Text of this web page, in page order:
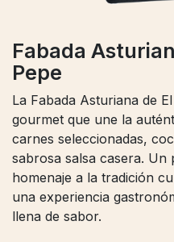
Fabada
Pepe
La Fabada Asturiana de
gourmet que une la
carnes seleccionadas,
sabrosa salsa casera.
homenaje a la tradición
una experiencia
llena de sabor.